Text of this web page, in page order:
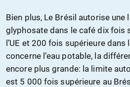
Bien plus, Le Brésil autorise une
glyphosate dans le café dix fois
l’UE et 200 fois supérieure dans
concerne l’eau potable, la
encore plus grande: la limite
est 5 000 fois supérieure au